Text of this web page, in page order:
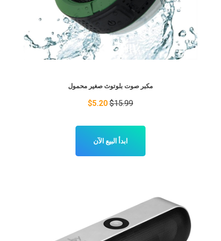
مكبر صوت بلوتوث صغير محمول
$15.99
$5.20
ابدأ البيع الآن